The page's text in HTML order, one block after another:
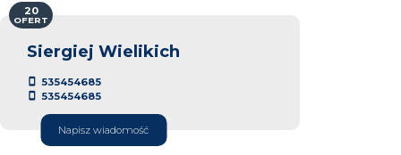
Siergiej Wielikich
535454685
535454685
Napisz wiadomość
20
OFERT